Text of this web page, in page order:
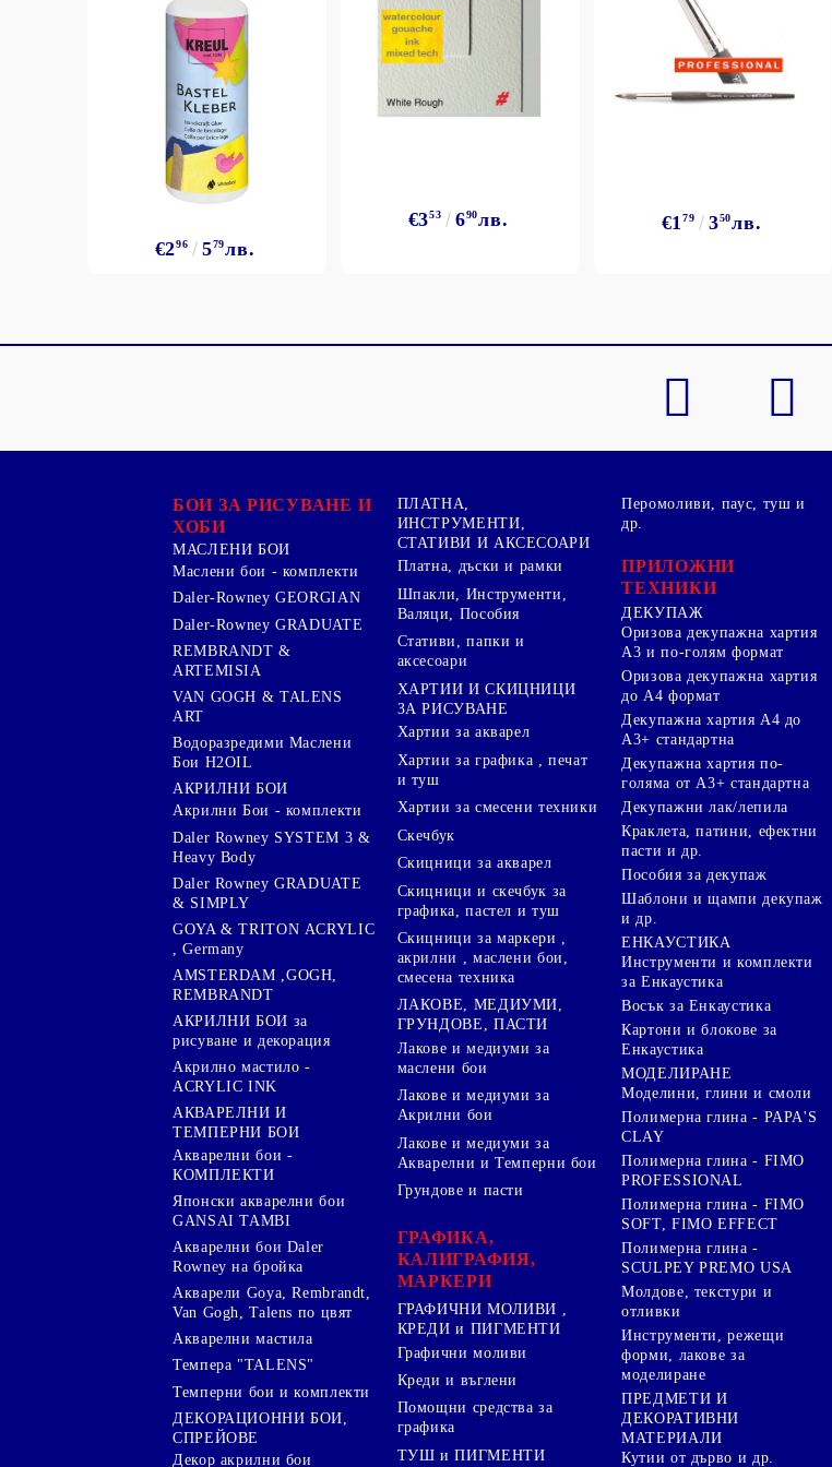
€296 579лв.
€353 690лв. €179 350лв.
БОИ ЗА РИСУВАНЕ И
ХОБИ
МАСЛЕНИ БОИ
Маслени бои - комплекти
Daler-Rowney GEORGIAN
Daler-Rowney GRADUATE
REMBRANDT &
ARTEMISIA
VAN GOGH & TALENS
ART
Водоразредими Маслени
Бои H2OIL
АКРИЛНИ БОИ
Акрилни Бои - комплекти
Daler Rowney SYSTEM 3 &
Heavy Body
Daler Rowney GRADUATE
& SIMPLY
GOYA & TRITON АCRYLIC
, Germany
AMSTERDAM ,GOGH,
REMBRANDT
АКРИЛНИ БОИ за
рисуване и декорация
Акрилно мастило -
ACRYLIC INK
АКВАРЕЛНИ И
ТЕМПЕРНИ БОИ
Акварелни бои -
КОМПЛЕКТИ
Японски акварелни бои
GANSAI TAMBI
Акварелни бои Daler
Rowney на бройка
Акварели Goya, Rembrandt,
Van Gogh, Talens по цвят
Акварелни мастила
Темпера "TALENS"
Темперни бои и комплекти
ДЕКОРАЦИОННИ БОИ,
СПРЕЙОВЕ
Декор акрилни бои
ПЛАТНА,
ИНСТРУМЕНТИ,
СТАТИВИ И АКСЕСОАРИ
Платна, дъски и рамки
Шпакли, Инструменти,
Валяци, Пособия
Стативи, папки и
аксесоари
ХАРТИИ И СКИЦНИЦИ
ЗА РИСУВАНЕ
Хартии за акварел
Хартии за графика , печат
и туш
Хартии за смесени техники
Скечбук
Скицници за акварел
Скицници и скечбук за
графика, пастел и туш
Скицници за маркери ,
акрилни , маслени бои,
смесена техника
ЛАКОВЕ, МЕДИУМИ,
ГРУНДОВЕ, ПАСТИ
Лакове и медиуми за
маслени бои
Лакове и медиуми за
Акрилни бои
Лакове и медиуми за
Акварелни и Темперни бои
Грундове и пасти
ГРАФИКА,
КАЛИГРАФИЯ,
МАРКЕРИ
ГРАФИЧНИ МОЛИВИ ,
КРЕДИ и ПИГМЕНТИ
Графични моливи
Креди и въглени
Помощни средства за
графика
ТУШ и ПИГМЕНТИ
Перомоливи, паус, туш и
др.
ПРИЛОЖНИ
ТЕХНИКИ
ДЕКУПАЖ
Оризова декупажна хартия
А3 и по-голям формат
Оризова декупажна хартия
до А4 формат
Декупажна хартия А4 до
А3+ стандартна
Декупажна хартия по-
голяма от А3+ стандартна
Декупажни лак/лепила
Краклета, патини, ефектни
пасти и др.
Пособия за декупаж
Шаблони и щампи декупаж
и др.
ЕНКАУСТИКА
Инструменти и комплекти
за Енкаустика
Восък за Енкаустика
Картони и блокове за
Енкаустика
МОДЕЛИРАНЕ
Моделини, глини и смоли
Полимерна глина - PAPA'S
CLAY
Полимерна глина - FIMO
PROFESSIONAL
Полимерна глина - FIMO
SOFT, FIMO EFFECT
Полимерна глина -
SCULPEY PREMO USA
Молдове, текстури и
отливки
Инструменти, режещи
форми, лакове за
моделиране
ПРЕДМЕТИ И
ДЕКОРАТИВНИ
МАТЕРИАЛИ
Кутии от дърво и др.